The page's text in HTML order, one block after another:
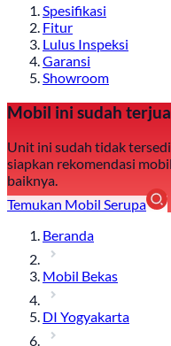
Spesifikasi
Fitur
Lulus Inspeksi
Garansi
Showroom
Mobil ini sudah
Unit ini sudah tidak
siapkan rekomendasi
baiknya.
Temukan Mobil Serupa
Beranda
Mobil Bekas
DI Yogyakarta